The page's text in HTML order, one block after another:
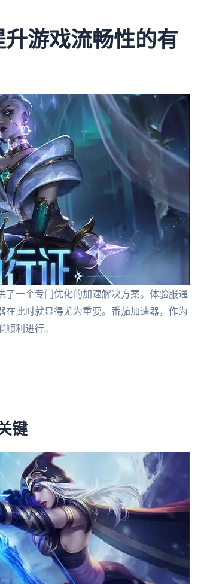
游戏流畅性的有
一个专门优化的加速解决方案。体验服通
此时就显得尤为重要。番茄加速器，作为
利进行。
键